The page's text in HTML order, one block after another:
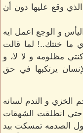
وقع عليها دون أن
و الوجع اعمل ايه
ما خنتك..! لما قالت
مظلومه و لا لا، و
يرتكبها في حق
الخزي و الندم لسانه
حتي انطلقت الشهقات
الصدمه تمسكت بيد